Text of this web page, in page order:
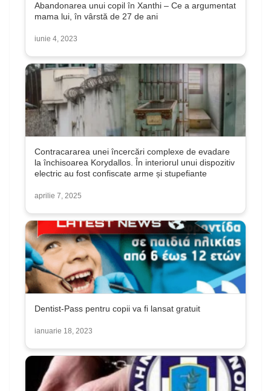
Abandonarea unui copil în Xanthi – Ce a argumentat
mama lui, în vârstă de 27 de ani
iunie 4, 2023
Contracararea unei încercări complexe de evadare
la închisoarea Korydallos. În interiorul unui dispozitiv
electric au fost confiscate arme și stupefiante
aprilie 7, 2025
Dentist-Pass pentru copii va fi lansat gratuit
ianuarie 18, 2023